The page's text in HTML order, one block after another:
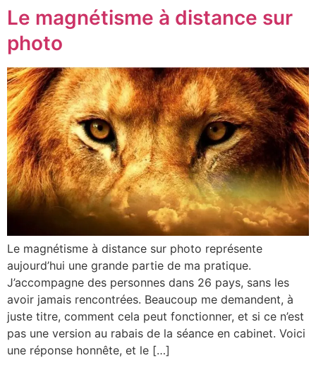
Le magnétisme à distance sur
photo
Le magnétisme à distance sur photo représente
aujourd’hui une grande partie de ma pratique.
J’accompagne des personnes dans 26 pays, sans les
avoir jamais rencontrées. Beaucoup me demandent, à
juste titre, comment cela peut fonctionner, et si ce n’est
pas une version au rabais de la séance en cabinet. Voici
une réponse honnête, et le […]